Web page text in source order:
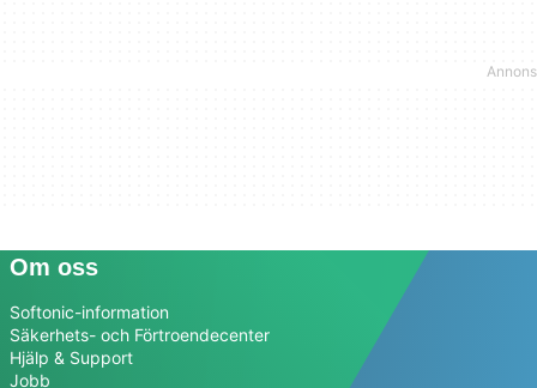
Om oss
Softonic-information
Säkerhets- och Förtroendecenter
Hjälp & Support
Jobb